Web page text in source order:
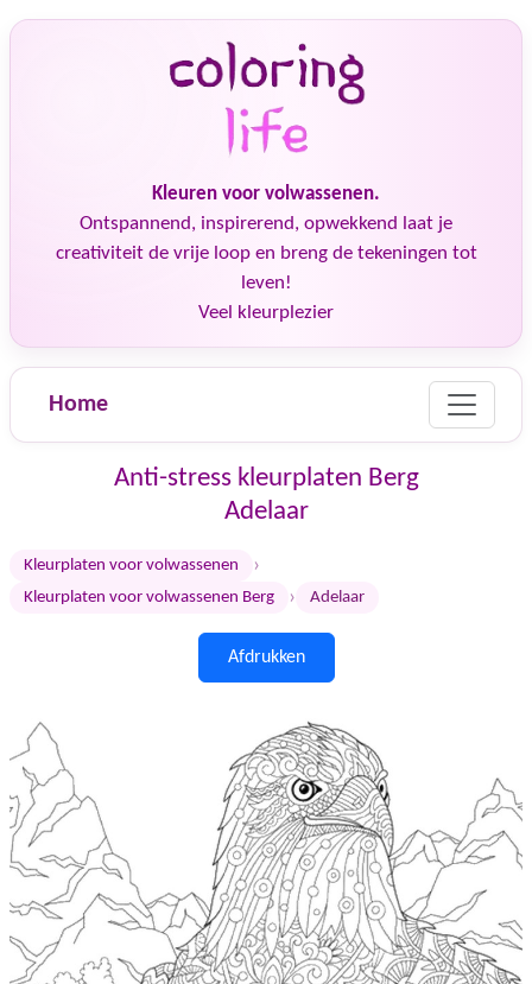
Kleuren voor volwassenen.
Ontspannend, inspirerend, opwekkend laat je
creativiteit de vrije loop en breng de tekeningen tot
leven!
Veel kleurplezier
Home
Anti-stress kleurplaten Berg
Adelaar
Kleurplaten voor volwassenen ›
Kleurplaten voor volwassenen Berg › Adelaar
Afdrukken